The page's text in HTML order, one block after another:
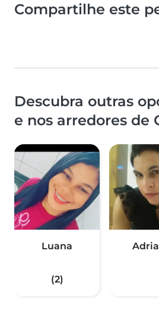
Compartilhe este
Descubra outras
e nos arredores de
Luana
(2)